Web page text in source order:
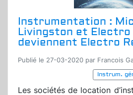
Instrumentation :
Livingston et Electro
deviennent Electro
Publié le 27-03-2020 par Francois
Instrum.
Les sociétés de location